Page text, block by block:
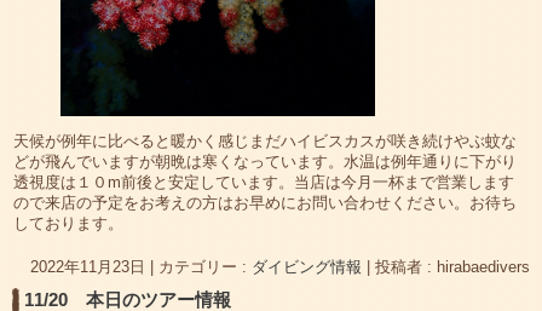
天候が例年に比べると暖かく感じまだハイビスカスが咲き続けやぶ蚊な
どが飛んでいますが朝晩は寒くなっています。水温は例年通りに下がり
透視度は１０m前後と安定しています。当店は今月一杯まで営業します
ので来店の予定をお考えの方はお早めにお問い合わせください。お待ち
しております。
2022年11月23日 | カテゴリー : ダイビング情報 | 投稿者 : hirabaedivers
11/20 本日のツアー情報